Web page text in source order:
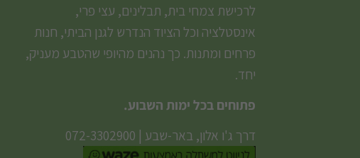
לרכישת צמחי בית, תבלינים, עצי פרי,
אינסטלציה וכל הציוד הנדרש לגנן הביתי, חנות
פרחים ומתנות. כך נהנים מהיופי שהטבע מעניק,
יחד.
פתוחים בכל ימות השבוע.
דרך ג'ו אלון, באר-שבע |
072-3302900